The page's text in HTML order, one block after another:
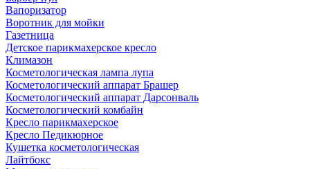
Вапоризатор
Воротник для мойки
Газетница
Детское парикмахерское кресло
Климазон
Косметологическая лампа лупа
Косметологический аппарат Брашер
Косметологический аппарат Дарсонваль
Косметологический комбайн
Кресло парикмахерское
Кресло Педикюрное
Кушетка косметологическая
Лайтбокс